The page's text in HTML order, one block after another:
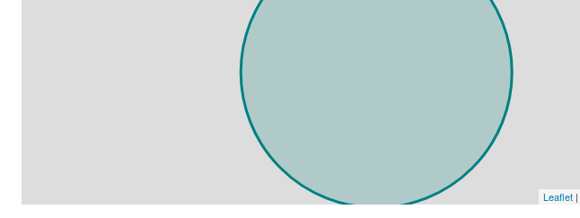
Leaflet|